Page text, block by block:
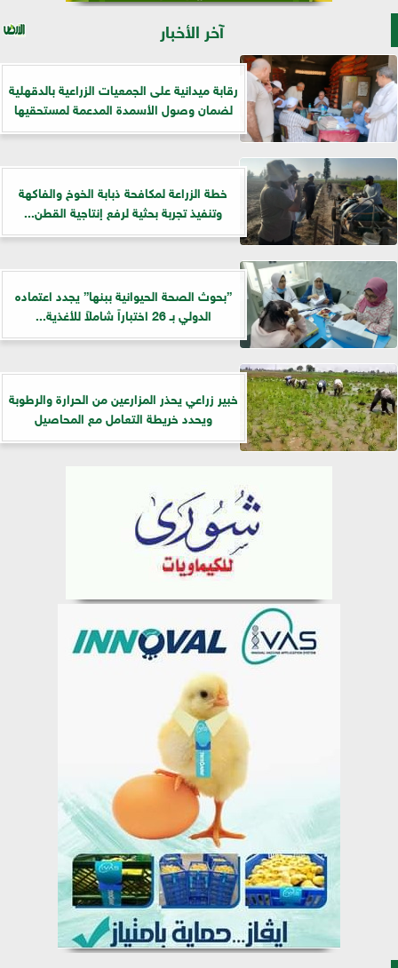
آخر الأخبار
رقابة ميدانية على الجمعيات الزراعية بالدقهلية
لضمان وصول الأسمدة المدعمة لمستحقيها
خطة الزراعة لمكافحة ذبابة الخوخ والفاكهة
وتنفيذ تجربة بحثية لرفع إنتاجية القطن...
”بحوث الصحة الحيوانية ببنها” يجدد اعتماده
الدولي بـ 26 اختباراً شاملاً للأغذية...
خبير زراعي يحذر المزارعين من الحرارة والرطوبة
ويحدد خريطة التعامل مع المحاصيل